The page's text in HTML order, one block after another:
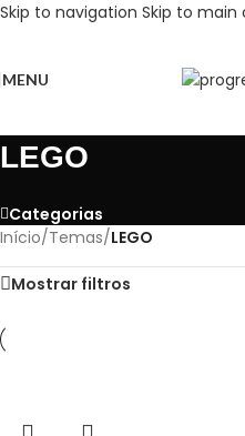
Skip to navigation Skip to
MENU
LEGO
Categorias
Início/Temas/LEGO
Mostrar filtros